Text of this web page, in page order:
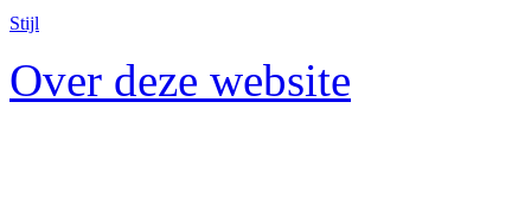
Stijl
Over deze website